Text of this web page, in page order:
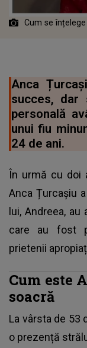
Cum se
Anca
succes,
personală
unui fiu
24 de ani.
În urmă cu doi
Anca Țurcașiu
lui, Andreea,
care au fost
prietenii
Cum este
soacră
La vârsta de 53
o prezență